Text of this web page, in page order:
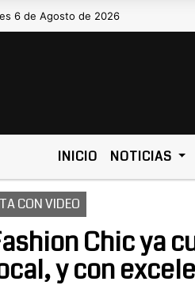
6 de Agosto de 2026
Hoy es Jueves 6 de
INICIO NOTICIAS
CON VIDEO
Chic ya
y con